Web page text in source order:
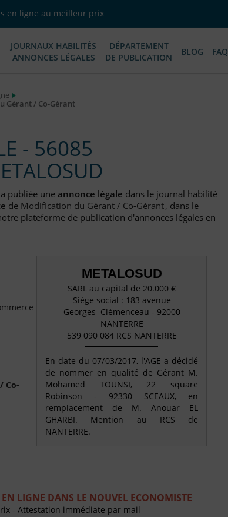
en ligne au meilleur prix
JOURNAUX HABILITÉS
ANNONCES LÉGALES
DÉPARTEMENT
DE PUBLICATION
BLOG FAQ
Gérant / Co-Gérant
- 56085
publiée une annonce légale dans le journal habilité
de Modification du Gérant / Co-Gérant, dans le
plateforme de publication d'annonces légales en
Co-
METALOSUD
SARL au capital de 20.000 €
Siège social : 183 avenue
Georges Clémenceau - 92000
NANTERRE
539 090 084 RCS NANTERRE
En date du 07/03/2017, l'AGE a décidé
de nommer en qualité de Gérant M.
Mohamed TOUNSI, 22 square
Robinson - 92330 SCEAUX, en
remplacement de M. Anouar EL
GHARBI. Mention au RCS de
NANTERRE.
LIGNE DANS LE NOUVEL ECONOMISTE
- Attestation immédiate par mail